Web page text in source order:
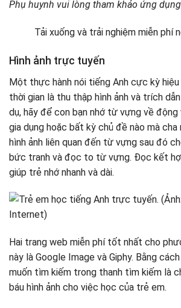
Phụ huynh vui lòng tham khảo ứng
Tải xuống và trải nghiệm miễn phí
Hình ảnh trực tuyến
Một thực hành nói tiếng Anh cực kỳ
thời gian là thu thập hình ảnh và trích
dụ, hãy để con bạn nhớ từ vựng về
gia dụng hoặc bất kỳ chủ đề nào mà
hình ảnh liên quan đến từ vựng sau đó
bức tranh và đọc to từ vựng. Đọc kết
giúp trẻ nhớ nhanh và dài.
Hai trang web miễn phí tốt nhất cho
này là Google Image và Giphy. Bằng
muốn tìm kiếm trong thanh tìm kiếm là
báu hình ảnh cho việc học của trẻ em.